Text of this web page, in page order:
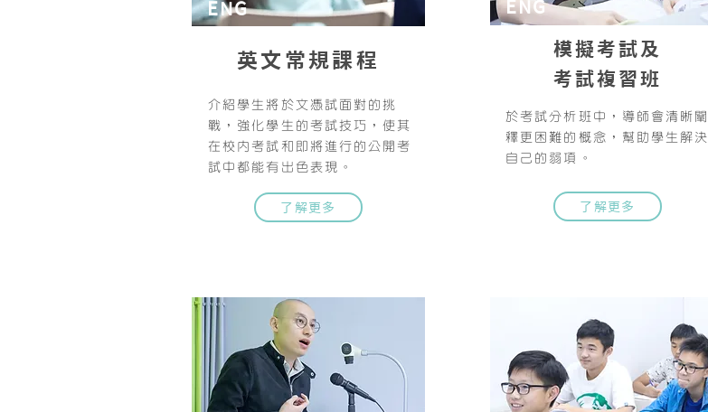
ENG
英文常規課程
介紹學生將於文憑試面對的挑
戰，強化學生的考試技巧，使其
在校內考試和即將進行的公開考
試中都能有出色表現。
了解更多
ENG
模擬考試及
考試複習班
於考試分析班中， 導師會清晰闡
釋更困難的概念， 幫助學生解決
自己的弱項。
了解更多